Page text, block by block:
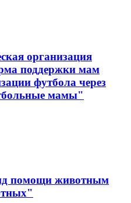
организация
поддержки мам
футбола через
мамы"
помощи животным